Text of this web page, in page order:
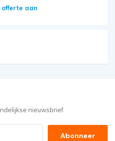
aan
nieuwsbrief
Abonneer